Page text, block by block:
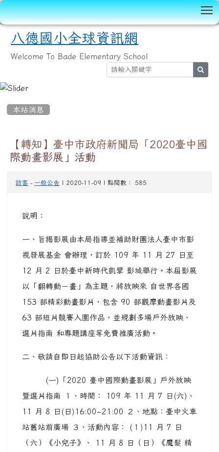
八德國小全球資訊網
Welcome To Bade Elementary School
本站消息
【轉知】臺中市政府新聞局「2020臺中國
際動畫影展」活動
訪客 - 一般公告 | 2020-11-09 | 點閱數： 585
說明：
一、旨揭影展由本局指導並補助財團法人臺中市影
視發展基金 會辦理，訂於 109 年 11 月 27 日至
12 月 2 日於臺中新時代凱擘 影城舉行。本屆影展
以「翻轉動－畫」為主題，將放映來 自世界各國
153 部精彩動畫影片，包含 90 部觀摩動畫影片及
63 部短片競賽入圍作品，並規劃多場戶外放映、
選片指南 和專題講座等免費推廣活動。
二、敬請自即日起協助公告以下活動資訊：
(一)「2020 臺中國際動畫影展」戶外放映
暨選片指南 １、時間： 109 年 11 月 7 日(六)、
11 月 8 日(日)16:00~21:00 ２、地點：臺中火車
站舊站前廣場 ３、活動內容： (１)11 月 7 日
（六）《小兒子》、 11 月 8 日（日）《魔髮 精